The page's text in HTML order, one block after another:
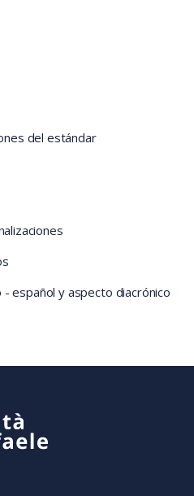
del estándar
español y aspecto diacrónico